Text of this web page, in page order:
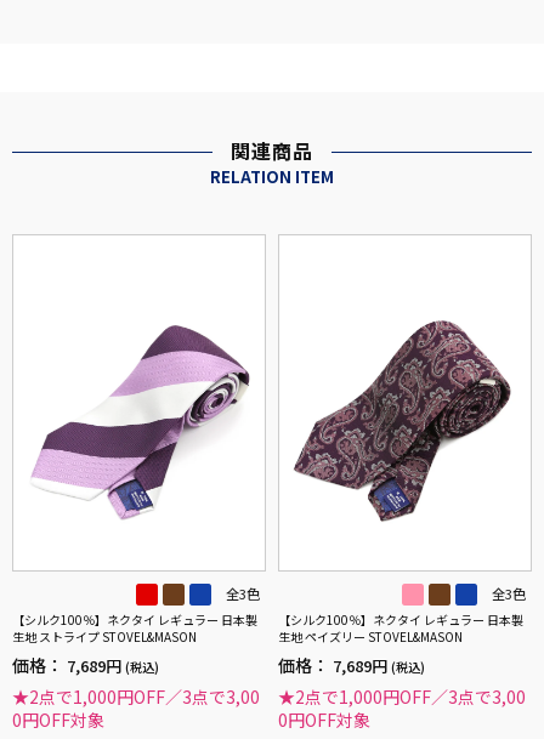
関連商品
RELATION ITEM
全3色
【シルク100％】ネクタイ レギュラー 日本製
生地 ストライプ STOVEL&MASON
価格： 7,689円 (税込)
★2点で1,000円OFF／3点で3,00
0円OFF対象
全3色
【シルク100％】ネクタイ レギュラー 日本製
生地 ペイズリー STOVEL&MASON
価格： 7,689円 (税込)
★2点で1,000円OFF／3点で3,00
0円OFF対象